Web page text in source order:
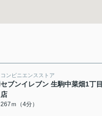
コンビニエンスストア
セブンイレブン 生駒中菜畑1丁目
店
267ｍ（4分）